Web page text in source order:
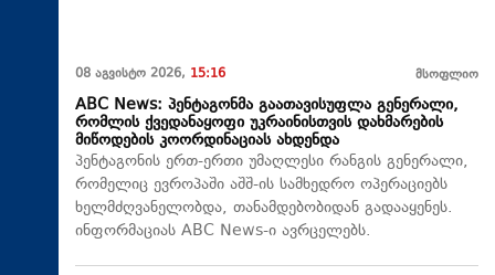
08 აგვისტო 2026, 15:16 მსოფლიო
ABC News: პენტაგონმა გაათავისუფლა გენერალი,
რომლის ქვედანაყოფი უკრაინისთვის დახმარების
მიწოდების კოორდინაციას ახდენდა
პენტაგონის ერთ-ერთი უმაღლესი რანგის გენერალი,
რომელიც ევროპაში აშშ-ის სამხედრო ოპერაციებს
ხელმძღვანელობდა, თანამდებობიდან გადააყენეს.
ინფორმაციას ABC News-ი ავრცელებს.